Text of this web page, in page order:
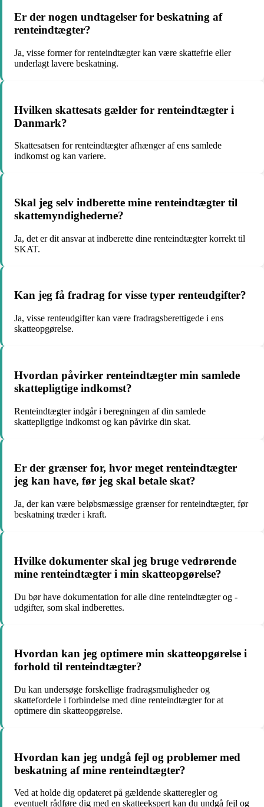
Er der nogen undtagelser for beskatning af
renteindtægter?
Ja, visse former for renteindtægter kan være skattefrie eller
underlagt lavere beskatning.
Hvilken skattesats gælder for renteindtægter i
Danmark?
Skattesatsen for renteindtægter afhænger af ens samlede
indkomst og kan variere.
Skal jeg selv indberette mine renteindtægter til
skattemyndighederne?
Ja, det er dit ansvar at indberette dine renteindtægter korrekt til
SKAT.
Kan jeg få fradrag for visse typer renteudgifter?
Ja, visse renteudgifter kan være fradragsberettigede i ens
skatteopgørelse.
Hvordan påvirker renteindtægter min samlede
skattepligtige indkomst?
Renteindtægter indgår i beregningen af din samlede
skattepligtige indkomst og kan påvirke din skat.
Er der grænser for, hvor meget renteindtægter
jeg kan have, før jeg skal betale skat?
Ja, der kan være beløbsmæssige grænser for renteindtægter, før
beskatning træder i kraft.
Hvilke dokumenter skal jeg bruge vedrørende
mine renteindtægter i min skatteopgørelse?
Du bør have dokumentation for alle dine renteindtægter og -
udgifter, som skal indberettes.
Hvordan kan jeg optimere min skatteopgørelse i
forhold til renteindtægter?
Du kan undersøge forskellige fradragsmuligheder og
skattefordele i forbindelse med dine renteindtægter for at
optimere din skatteopgørelse.
Hvordan kan jeg undgå fejl og problemer med
beskatning af mine renteindtægter?
Ved at holde dig opdateret på gældende skatteregler og
eventuelt rådføre dig med en skatteekspert kan du undgå fejl og